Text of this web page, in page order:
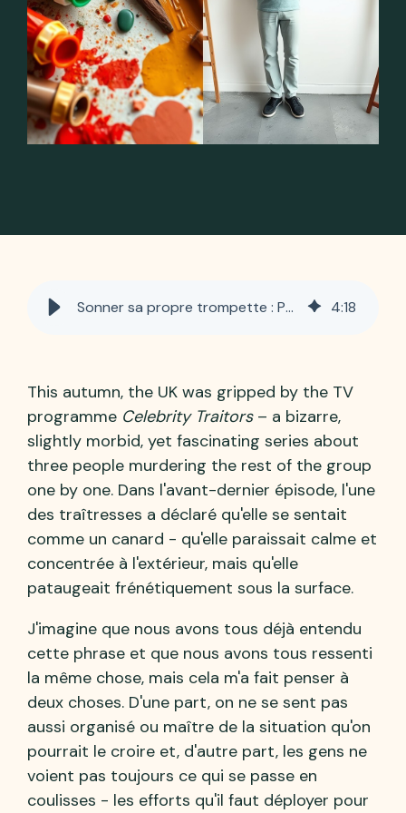
Sonner sa propre trompette : Pourquoi il est bon de partager ce qui se passe en coulisses 4:18
This autumn, the UK was gripped by the TV
programme Celebrity Traitors– a bizarre,
slightly morbid, yet fascinating series about
three people murdering the rest of the group
one by one. Dans l'avant-dernier épisode, l'une
des traîtresses a déclaré qu'elle se sentait
comme un canard - qu'elle paraissait calme et
concentrée à l'extérieur, mais qu'elle
pataugeait frénétiquement sous la surface.
J'imagine que nous avons tous déjà entendu
cette phrase et que nous avons tous ressenti
la même chose, mais cela m'a fait penser à
deux choses. D'une part, on ne se sent pas
aussi organisé ou maître de la situation qu'on
pourrait le croire et, d'autre part, les gens ne
voient pas toujours ce qui se passe en
coulisses - les efforts qu'il faut déployer pour